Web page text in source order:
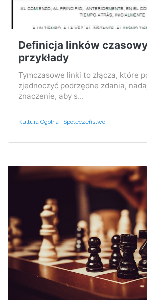
Definicja linków
przykłady
Tymczasowe linki to złącza, które
zjednoczyć podrzędne zdania,
znaczenie, aby s...
Kultura Ogólna I Społeczeństwo